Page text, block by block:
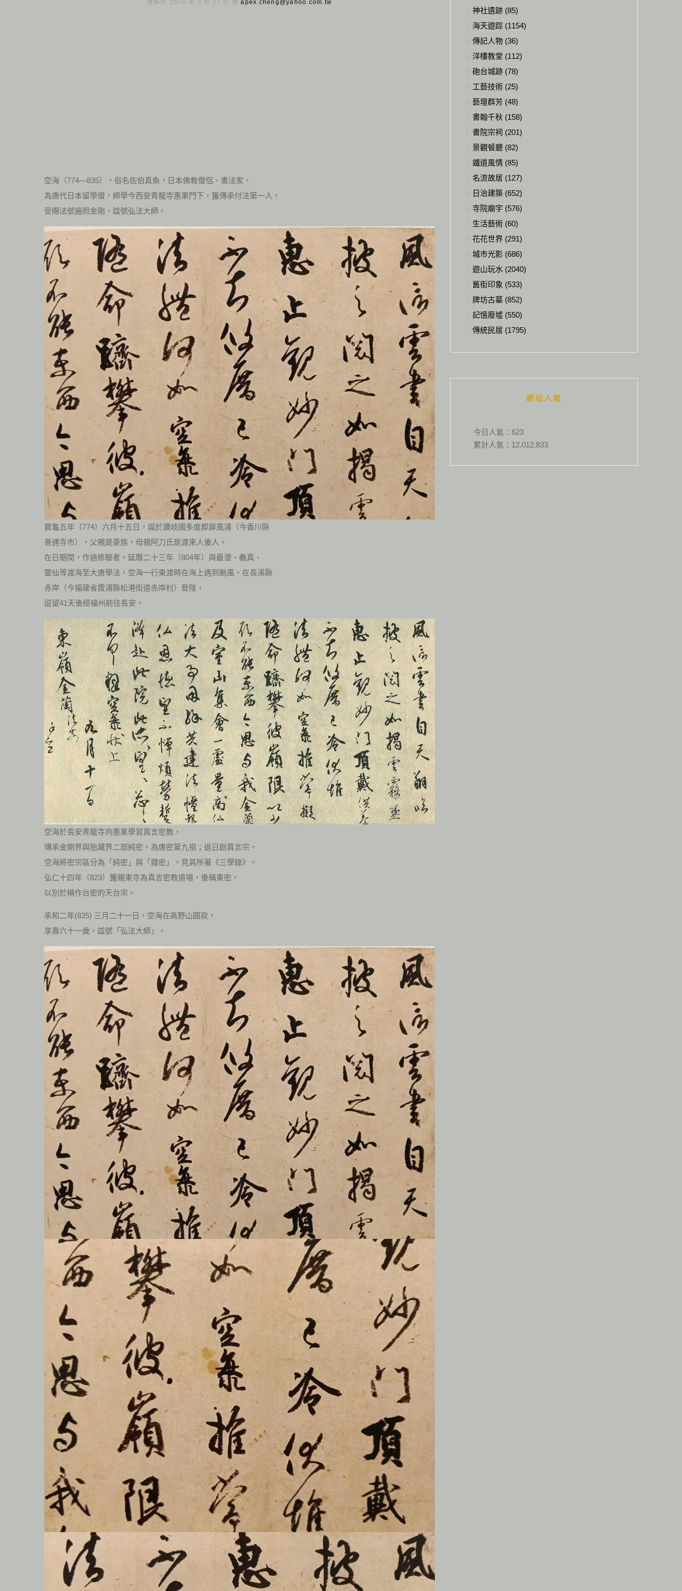
發佈於 2026 年 3 月 21 日 由apex.cheng@yahoo.com.tw
空海（774—835），俗名佐伯真魚，日本佛教僧侶、書法家，
為唐代日本留學僧，師學今西安青龍寺惠果門下，獲傳承付法第一人，
受賜法號遍照金剛，諡號弘法大師。
寶龜五年（774）六月十五日，誕於讚岐國多度郡屏風浦（今香川縣
善通寺市），父親是豪族，母親阿刀氏是渡來人後人。
在日期間，作過修驗者。延曆二十三年（804年）與最澄、義真、
靈仙等渡海至大唐學法，空海一行東渡時在海上遇到颱風，在長溪縣
赤岸（今福建省霞浦縣松港街道赤岸村）登陸，
逗留41天後經福州前往長安。
空海於長安青龍寺向惠果學習真言密教，
傳承金剛界與胎藏界二部純密，為唐密第九祖；返日創真言宗。
空海將密宗區分為「純密」與「雜密」，見其所著《三學錄》。
弘仁十四年（823）獲賜東寺為真言密教道場，後稱東密，
以別於稱作台密的天台宗。
承和二年(835) 三月二十一日，空海在高野山圓寂，
享壽六十一歲，諡號「弘法大師」。
神社遺跡 (85)
海天遊踪 (1154)
傳記人物 (36)
洋樓教堂 (112)
砲台城跡 (78)
工藝技術 (25)
藝壇群芳 (48)
書翰千秋 (158)
書院宗祠 (201)
景觀餐廳 (82)
鐵道風情 (85)
名流故居 (127)
日治建築 (652)
寺院廟宇 (576)
生活藝術 (60)
花花世界 (291)
城市光影 (686)
遊山玩水 (2040)
舊街印象 (533)
牌坊古墓 (852)
記憶廢墟 (550)
傳統民居 (1795)
網站人氣
今日人氣： 623
累計人氣： 12,012,833